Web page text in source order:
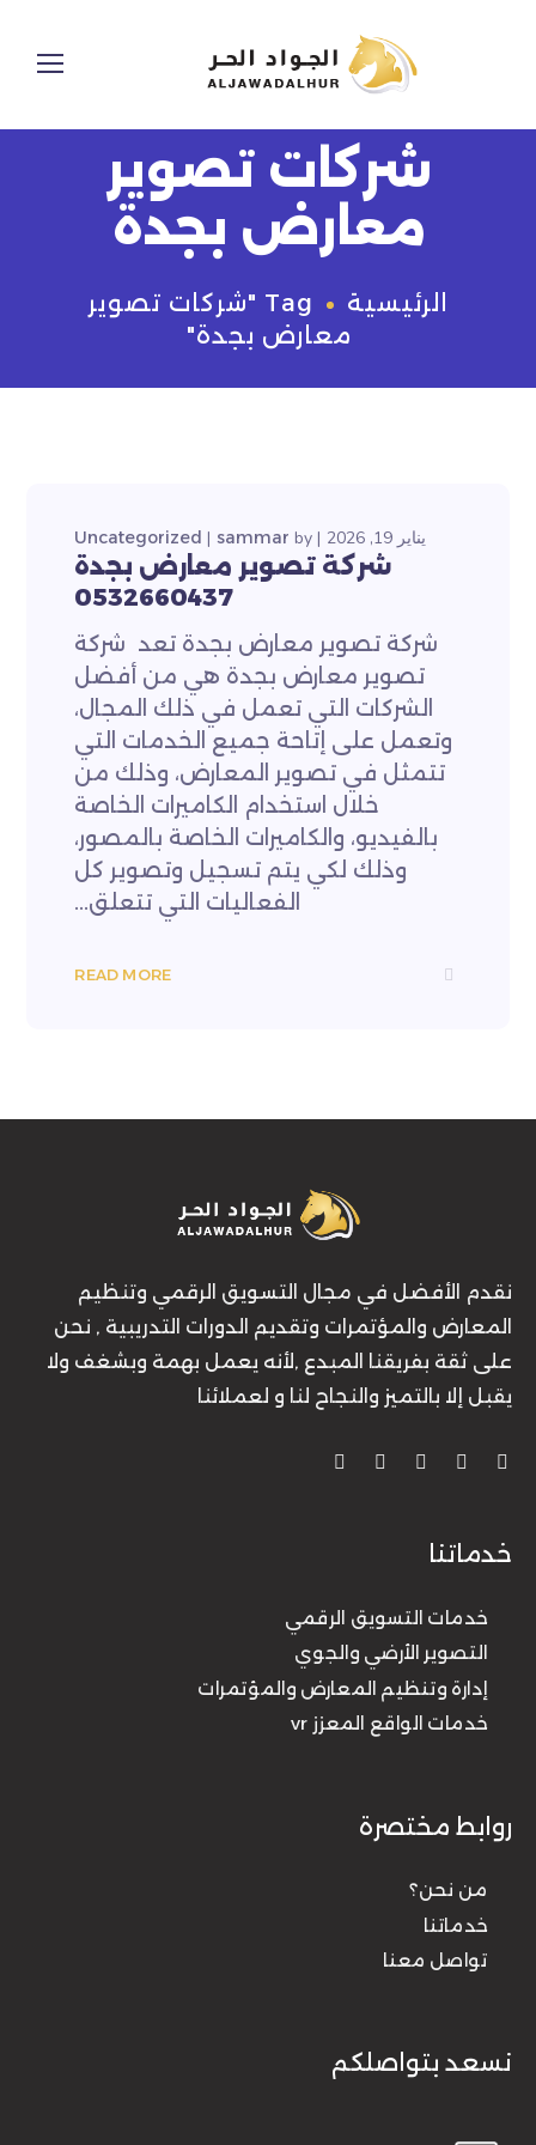
شركات تصوير
معارض بجدة
الرئيسية
Tag "شركات تصوير
معارض بجدة"
يناير 19, 2026 by
sammar
Uncategorized
شركة تصوير معارض بجدة
0532660437
شركة تصوير معارض بجدة تعد شركة
تصوير معارض بجدة هي من أفضل
الشركات التي تعمل في ذلك المجال،
وتعمل على إتاحة جميع الخدمات التي
تتمثل في تصوير المعارض، وذلك من
خلال استخدام الكاميرات الخاصة
بالفيديو، والكاميرات الخاصة بالمصور،
وذلك لكي يتم تسجيل وتصوير كل
الفعاليات التي تتعلق...
READ MORE
نقدم الأفضل في مجال التسويق الرقمي وتنظيم
المعارض والمؤتمرات وتقديم الدورات التدريبية , نحن
على ثقة بفريقنا المبدع ,لأنه يعمل بهمة وبشغف ولا
يقبل إلا بالتميز والنجاح لنا و لعملائنا
خدماتنا
خدمات التسويق الرقمي
التصوير الأرضي والجوي
إدارة وتنظيم المعارض والمؤتمرات
خدمات الواقع المعزز vr
روابط مختصرة
من نحن؟
خدماتنا
تواصل معنا
نسعد بتواصلكم